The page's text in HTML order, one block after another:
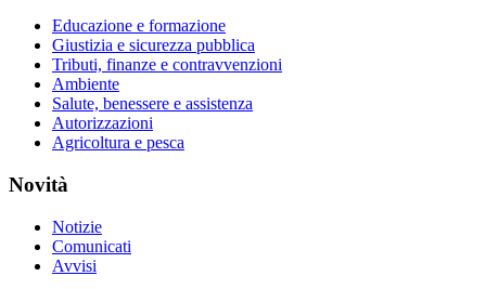
Educazione e formazione
Giustizia e sicurezza pubblica
Tributi, finanze e contravvenzioni
Ambiente
Salute, benessere e assistenza
Autorizzazioni
Agricoltura e pesca
Novità
Notizie
Comunicati
Avvisi